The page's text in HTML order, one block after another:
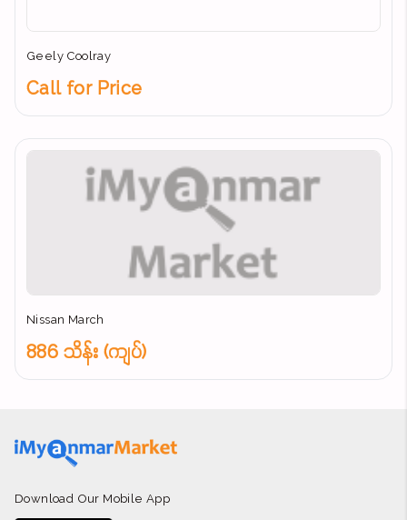
Geely Coolray
Call for Price
Nissan March
886 သိန်း (ကျပ်)
Download Our Mobile App